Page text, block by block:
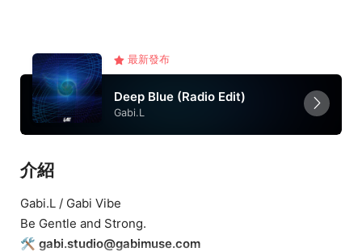
最新發布
Deep Blue (Radio Edit)
Gabi.L
介紹
Gabi.L / Gabi Vibe
Be Gentle and Strong.
🛠 gabi.studio@gabimuse.com